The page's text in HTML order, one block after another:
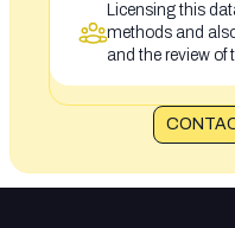
Licensing this
methods and
and the review of